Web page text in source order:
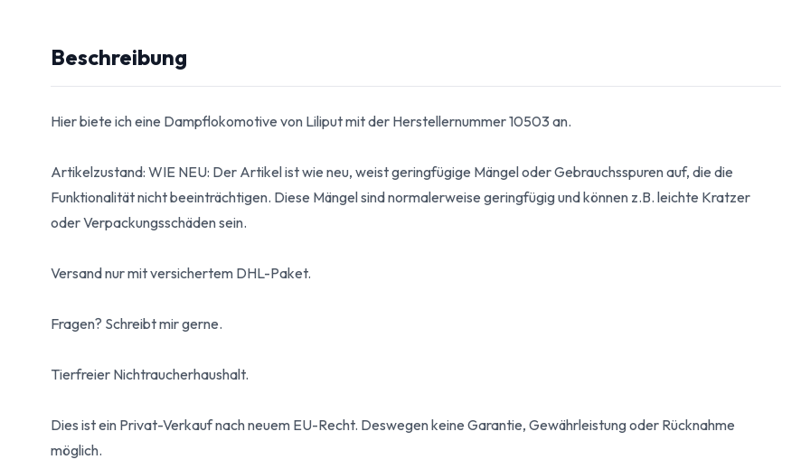
Beschreibung
Hier biete ich eine Dampflokomotive von Liliput mit der Herstellernummer 10503 an.
Artikelzustand: WIE NEU: Der Artikel ist wie neu, weist geringfügige Mängel oder Gebrauchsspuren auf, die die
Funktionalität nicht beeinträchtigen. Diese Mängel sind normalerweise geringfügig und können z.B. leichte Kratzer
oder Verpackungsschäden sein.
Versand nur mit versichertem DHL-Paket.
Fragen? Schreibt mir gerne.
Tierfreier Nichtraucherhaushalt.
Dies ist ein Privat-Verkauf nach neuem EU-Recht. Deswegen keine Garantie, Gewährleistung oder Rücknahme
möglich.